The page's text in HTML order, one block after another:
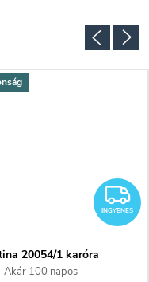
INGYENES
20054/1 karóra
Akár 100 napos